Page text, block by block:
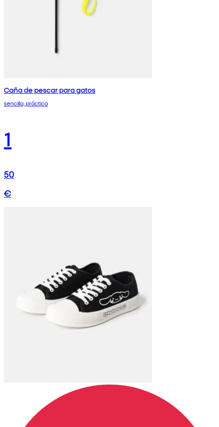
Caña de pescar para gatos
sencilla, práctica
1
50
€